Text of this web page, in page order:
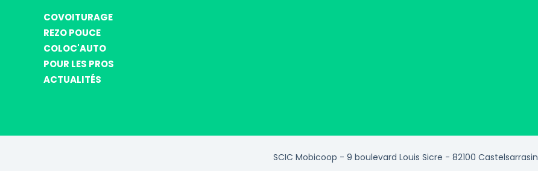
COVOITURAGE
REZO POUCE
COLOC'AUTO
POUR LES PROS
ACTUALITÉS
SCIC Mobicoop - 9 boulevard Louis Sicre - 82100 Castelsarrasin